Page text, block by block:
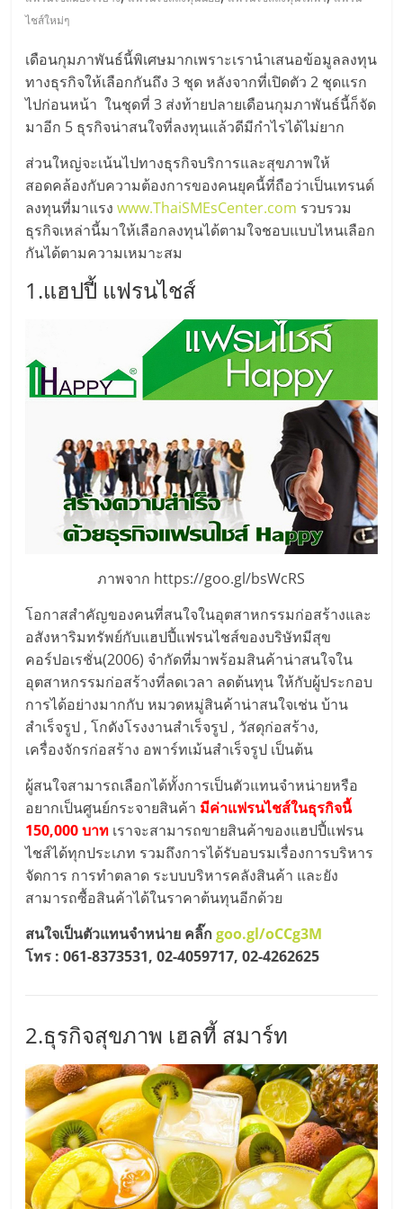
มอี
ไทย,
SMEs,
แฟ
รน
ไชส์,
ที่
ปรึกษา
แฟ
รน
ไชส์,
แฟ
รน
ไชส์
ขาย
แฟ
รน
ไชส์
แฟ
ไชส์
ขาย
หน้า
ไชส์ใหม่ๆ
เดือนกุมภาพันธ์นี้พิเศษมากเพราะเรานำเสนอข้อมูลลงทุน
ทางธุรกิจให้เลือกกันถึง 3 ชุด หลังจากที่เปิดตัว 2 ชุดแรก
ไปก่อนหน้า ในชุดที่ 3 ส่งท้ายปลายเดือนกุมภาพันธ์นี้ก็จัด
มาอีก 5 ธุรกิจน่าสนใจที่ลงทุนแล้วดีมีกำไรได้ไม่ยาก
ส่วนใหญ่จะเน้นไปทางธุรกิจบริการและสุขภาพให้
สอดคล้องกับความต้องการของคนยุคนี้ที่ถือว่าเป็นเทรนด์
ลงทุนที่มาแรงwww.ThaiSMEsCenter.com รวบรวม
ธุรกิจเหล่านี้มาให้เลือกลงทุนได้ตามใจชอบแบบไหนเลือก
กันได้ตามความเหมาะสม
1.แฮปปี้ แฟรนไชส์
ภาพจาก https://goo.gl/bsWcRS
โอกาสสำคัญของคนที่สนใจในอุตสาหกรรมก่อสร้างและ
อสังหาริมทรัพย์กับแฮปปี้แฟรนไชส์ของบริษัทมีสุข
คอร์ปอเรชั่น(2006) จำกัดที่มาพร้อมสินค้าน่าสนใจใน
อุตสาหกรรมก่อสร้างที่ลดเวลา ลดต้นทุน ให้กับผู้ประกอบ
การได้อย่างมากกับ หมวดหมู่สินค้าน่าสนใจเช่น บ้าน
สำเร็จรูป , โกดังโรงงานสำเร็จรูป , วัสดุก่อสร้าง,
เครื่องจักรก่อสร้าง อพาร์ทเม้นสำเร็จรูป เป็นต้น
ผู้สนใจสามารถเลือกได้ทั้งการเป็นตัวแทนจำหน่ายหรือ
อยากเป็นศูนย์กระจายสินค้า มีค่าแฟรนไชส์ในธุรกิจนี้
150,000 บาท เราจะสามารถขายสินค้าของแฮปปี้แฟรน
ไชส์ได้ทุกประเภท รวมถึงการได้รับอบรมเรื่องการบริหาร
จัดการ การทำตลาด ระบบบริหารคลังสินค้า และยัง
สามารถซื้อสินค้าได้ในราคาต้นทุนอีกด้วย
สนใจเป็นตัวแทนจำหน่าย คลิ๊กgoo.gl/oCCg3M
โทร : 061-8373531, 02-4059717, 02-4262625
2.ธุรกิจสุขภาพ เฮลที้ สมาร์ท